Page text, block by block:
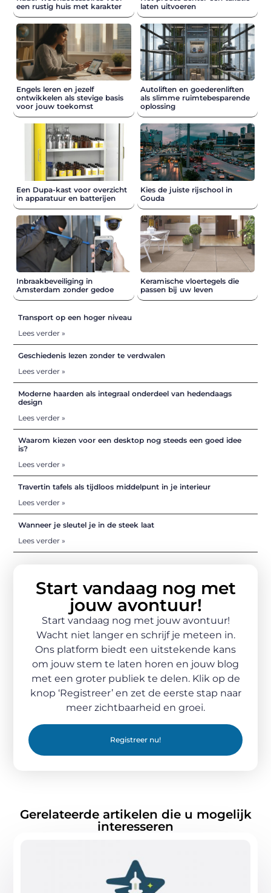
een rustig huis met karakter
laten uitvoeren
Engels leren en jezelf
ontwikkelen als stevige basis
voor jouw toekomst
Autoliften en goederenliften
als slimme ruimtebesparende
oplossing
Een Dupa-kast voor overzicht
in apparatuur en batterijen
Kies de juiste rijschool in
Gouda
Inbraakbeveiliging in
Amsterdam zonder gedoe
Keramische vloertegels die
passen bij uw leven
Transport op een hoger niveau
Lees verder »
Geschiedenis lezen zonder te verdwalen
Lees verder »
Moderne haarden als integraal onderdeel van hedendaags
design
Lees verder »
Waarom kiezen voor een desktop nog steeds een goed idee
is?
Lees verder »
Travertin tafels als tijdloos middelpunt in je interieur
Lees verder »
Wanneer je sleutel je in de steek laat
Lees verder »
Start vandaag nog met
jouw avontuur!
Start vandaag nog met jouw avontuur!
Wacht niet langer en schrijf je meteen in.
Ons platform biedt een uitstekende kans
om jouw stem te laten horen en jouw blog
met een groter publiek te delen. Klik op de
knop ‘Registreer’ en zet de eerste stap naar
meer zichtbaarheid en groei.
Registreer nu!
Gerelateerde artikelen die u mogelijk
interesseren